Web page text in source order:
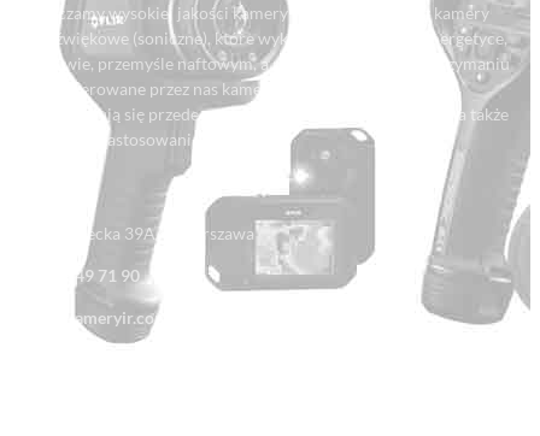
dostarczamy wysokiej jakości kamery termowizyjne oraz kamery
ultradźwiękowe (soniczne), które wykorzystywane są w energetyce,
górnictwie, przemyśle naftowym, a przede wszystkim w utrzymaniu
ruchu. Oferowane przez nas kamery termowizyjne FLIR
charakteryzują się przede wszystkim solidnym wykonaniem, a także
szerokością zastosowania.
ul. Rakowiecka 39A/3, Warszawa
+48 22 849 71 90
biuro@kameryir.com.pl